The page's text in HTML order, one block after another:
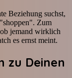
Beziehung suchst,
Zum
jemand wirklich
es ernst meint.
zu Deinen